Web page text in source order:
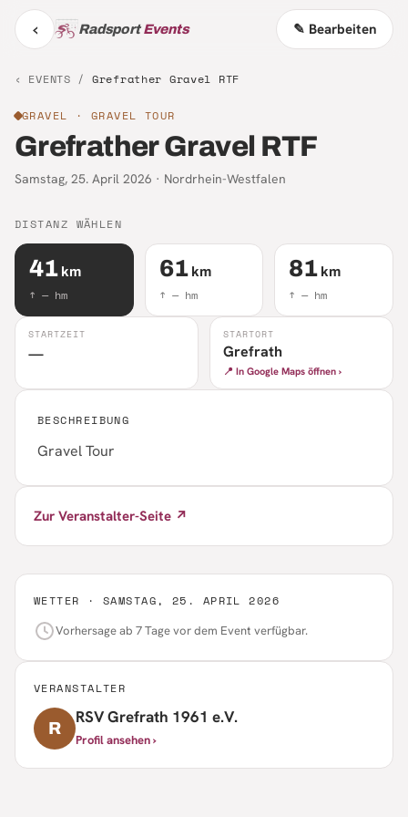
‹ RadsportEvents ✎ Bearbeiten
‹ EVENTS / Grefrather Gravel RTF
GRAVEL · GRAVEL TOUR
Grefrather Gravel RTF
Samstag, 25. April 2026 · Nordrhein-Westfalen
STARTZEIT
—
STARTORT
Grefrath
📍 In Google Maps öffnen ›
DISTANZ WÄHLEN
41 km
↑ —hm
61 km
↑ —hm
81 km
↑—hm
BESCHREIBUNG
Gravel Tour
Zur Veranstalter-Seite ↗
WETTER · SAMSTAG, 25. APRIL 2026
Vorhersage ab 7 Tage vor dem Event verfügbar.
VERANSTALTER
R
RSV Grefrath 1961 e.V.
Profil ansehen ›